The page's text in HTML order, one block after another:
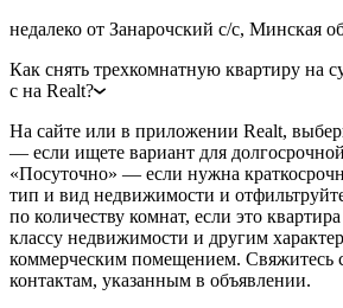
недалеко от Занарочский с/с, Минская
Как снять трехкомнатную квартиру на
с на Realt?
На сайте или в приложении Realt,
— если ищете вариант для
«Посуточно» — если нужна
тип и вид недвижимости и
по количеству комнат, если это
классу недвижимости и другим
коммерческим помещением. Свяжитесь
контактам, указанным в объявлении.